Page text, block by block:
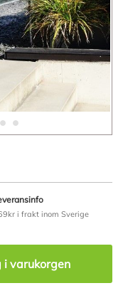
i frakt inom Sverige
i varukorgen